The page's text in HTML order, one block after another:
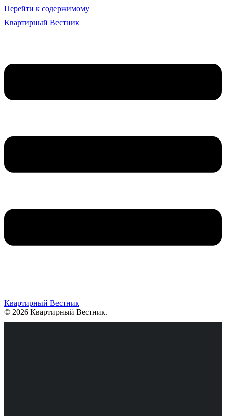
Перейти к содержимому
Квартирный Вестник
Квартирный Вестник
© 2026 Квартирный Вестник.